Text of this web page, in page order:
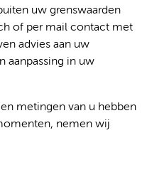
uw grenswaarden
of per mail contact met
advies aan uw
aanpassing in uw
metingen van u hebben
nemen wij